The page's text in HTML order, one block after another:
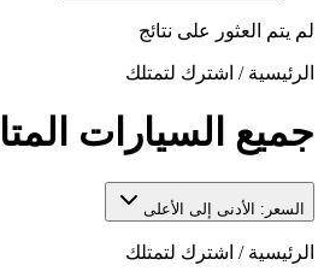
لم يتم العثور على نتائج
الرئيسية / اشترك لتمتلك
جميع السيارات
السعر: الأدنى إلى الأعلى
الرئيسية / اشترك لتمتلك